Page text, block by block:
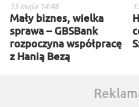
15 maja 14:48
Mały biznes, wielka
sprawa – GBSBank
rozpoczyna współpracę
z Hanią Bezą